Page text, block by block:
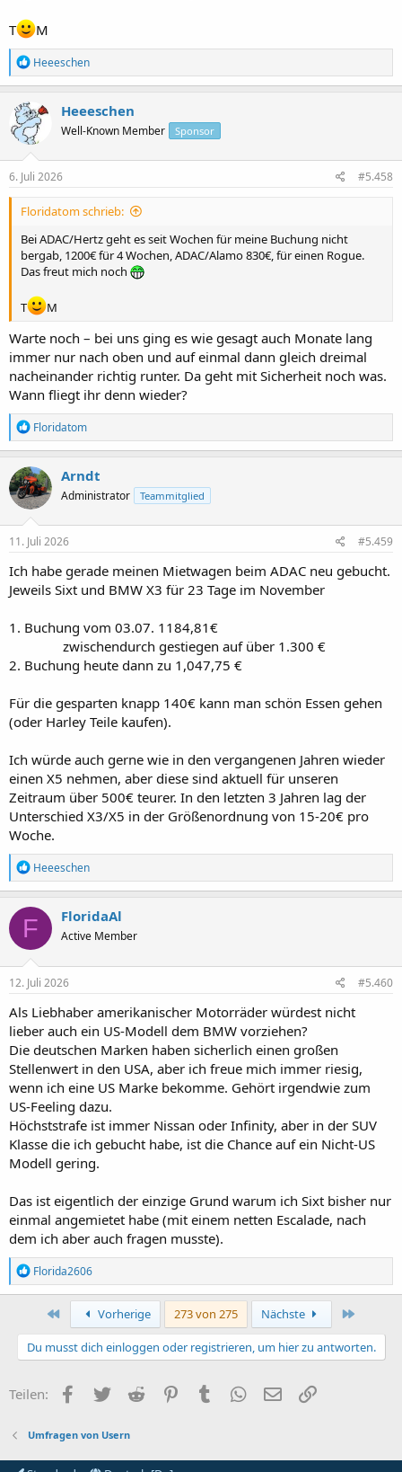
T M
R
e
a
t
i
o
n
e
Heeeschen
Heeeschen
Well-Known Member Sponsor
6. Juli 2026 #5.458
Floridatom schrieb:
Bei ADAC/Hertz geht es seit Wochen für meine Buchung nicht
bergab, 1200€ für 4 Wochen, ADAC/Alamo 830€, für einen Rogue.
Das freut mich noch
T M
Warte noch – bei uns ging es wie gesagt auch Monate lang
immer nur nach oben und auf einmal dann gleich dreimal
nacheinander richtig runter. Da geht mit Sicherheit noch was.
Wann fliegt ihr denn wieder?
R
e
a
k
t
i
o
n
e
:
Floridatom
Arndt
Administrator Teammitglied
11. Juli 2026 #5.459
Ich habe gerade meinen Mietwagen beim ADAC neu gebucht.
Jeweils Sixt und BMW X3 für 23 Tage im November
1. Buchung vom 03.07. 1184,81€
zwischendurch gestiegen auf über 1.300 €​
2. Buchung heute dann zu 1,047,75 €
Für die gesparten knapp 140€ kann man schön Essen gehen
(oder Harley Teile kaufen).
Ich würde auch gerne wie in den vergangenen Jahren wieder
einen X5 nehmen, aber diese sind aktuell für unseren
Zeitraum über 500€ teurer. In den letzten 3 Jahren lag der
Unterschied X3/X5 in der Größenordnung von 15-20€ pro
Woche.
R
e
a
k
t
o
n
e
:
Heeeschen
F FloridaAl
Active Member
12. Juli 2026 #5.460
Als Liebhaber amerikanischer Motorräder würdest nicht
lieber auch ein US-Modell dem BMW vorziehen?
Die deutschen Marken haben sicherlich einen großen
Stellenwert in den USA, aber ich freue mich immer riesig,
wenn ich eine US Marke bekomme. Gehört irgendwie zum
US-Feeling dazu.
Höchststrafe ist immer Nissan oder Infinity, aber in der SUV
Klasse die ich gebucht habe, ist die Chance auf ein Nicht-US
Modell gering.
Das ist eigentlich der einzige Grund warum ich Sixt bisher nur
einmal angemietet habe (mit einem netten Escalade, nach
dem ich aber auch fragen musste).
R
e
a
i
o
n
Florida2606
Erste Vorherige 273 von 275 Nächste
Du musst dich einloggen oder registrieren, um hier zu antworten.
Teilen: Facebook
Twitter Reddit PinterestTumblr WhatsApp
E-Mail
Umfragen von Usern